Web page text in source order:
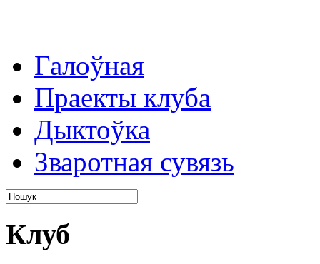
Галоўная
Праекты клуба
Дыктоўка
Зваротная сувязь
Клуб